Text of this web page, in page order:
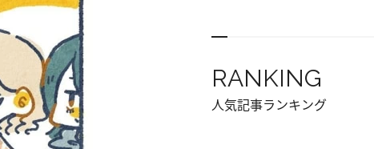
RANKING
人気記事ランキング